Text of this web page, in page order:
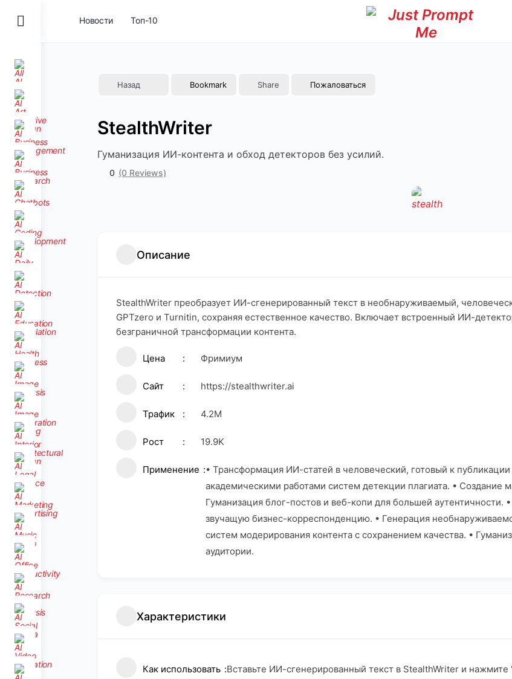
Новости Топ-10
Назад Bookmark Share Пожаловаться
StealthWriter
Гуманизация ИИ-контента и обход детекторов без усилий.
0 (0 Reviews)
Описание
StealthWriter преобразует ИИ-сгенерированный текст в необнаруживаемый,
GPTzero и Turnitin, сохраняя естественное качество. Включает встроенный ИИ-
безграничной трансформации контента.
Цена Фримиум
Сайт https://stealthwriter.ai
Трафик 4.2M
Рост 19.9K
Применение
• Трансформация ИИ-статей в человеческий, готовый к
академическими работами систем детекции плагиата. • Создание
Гуманизация блог-постов и веб-копи для большей аутентичности.
звучащую бизнес-корреспонденцию. • Генерация
систем модерирования контента с сохранением качества. •
аудитории.
Характеристики
Как использовать Вставьте ИИ-сгенерированный текст в StealthWriter и